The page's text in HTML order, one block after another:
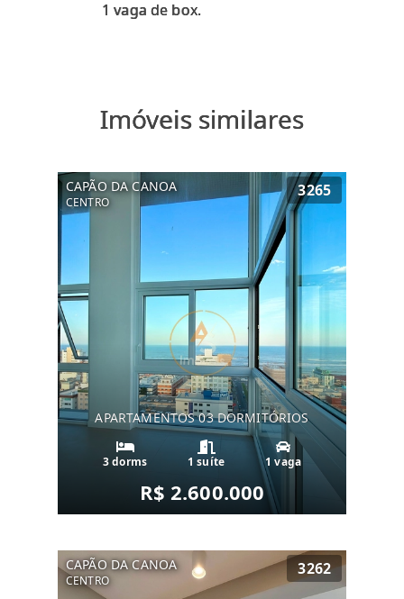
Imóveis similares
CAPÃO DA CANOA
CENTRO
3265
APARTAMENTOS 03 DORMITÓRIOS
3 dorms 1 suíte 1 vaga
R$ 2.600.000
CAPÃO DA CANOA
CENTRO
3262